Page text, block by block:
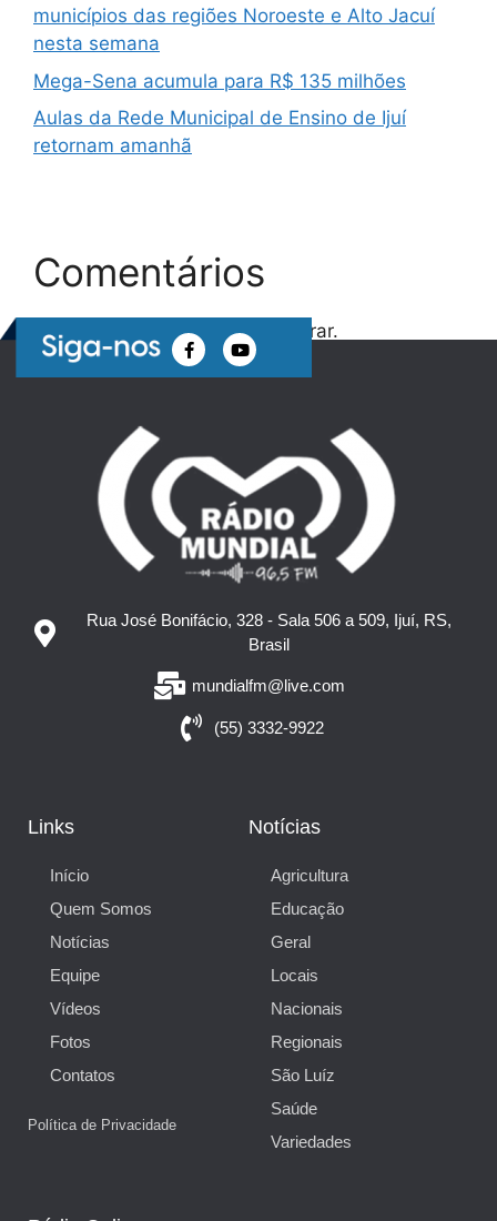
municípios das regiões Noroeste e Alto Jacuí
nesta semana
Mega-Sena acumula para R$ 135 milhões
Aulas da Rede Municipal de Ensino de Ijuí
retornam amanhã
Comentários
Nenhum comentário para mostrar.
Rua José Bonifácio, 328 - Sala 506 a 509, Ijuí, RS,
Brasil
mundialfm@live.com
(55) 3332-9922
Links
Início
Quem Somos
Notícias
Equipe
Vídeos
Fotos
Contatos
Política de Privacidade
Notícias
Agricultura
Educação
Geral
Locais
Nacionais
Regionais
São Luíz
Saúde
Variedades